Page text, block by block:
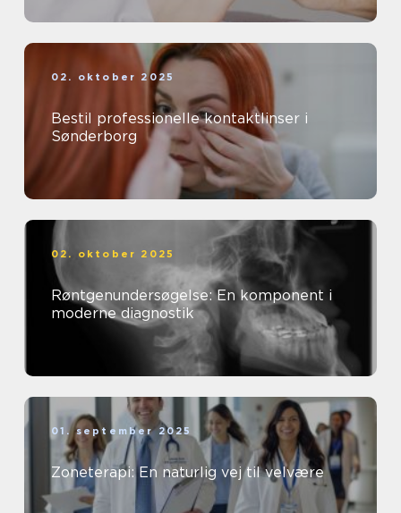
02. oktober 2025
Bestil professionelle kontaktlinser i
Sønderborg
02. oktober 2025
Røntgenundersøgelse: En komponent i
moderne diagnostik
01. september 2025
Zoneterapi: En naturlig vej til velvære